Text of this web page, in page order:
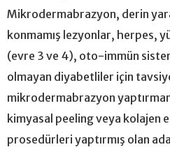
Mikrodermabrazyon, derin
konmamış lezyonlar, herpes,
(evre 3 ve 4), oto-immün
olmayan diyabetliler için
mikrodermabrazyon
kimyasal peeling veya kolajen
prosedürleri yaptırmış olan